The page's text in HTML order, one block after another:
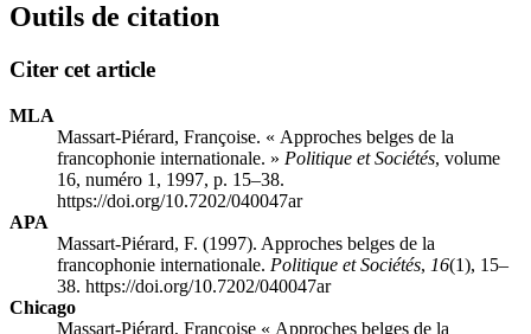
Outils de citation
Citer cet article
MLA
Massart-Piérard, Françoise. « Approches belges de la
francophonie internationale. » Politique et Sociétés, volume
16, numéro 1, 1997, p. 15–38.
https://doi.org/10.7202/040047ar
APA
Massart-Piérard, F. (1997). Approches belges de la
francophonie internationale. Politique et Sociétés, 16(1), 15–
38. https://doi.org/10.7202/040047ar
Chicago
Massart-Piérard, Françoise « Approches belges de la